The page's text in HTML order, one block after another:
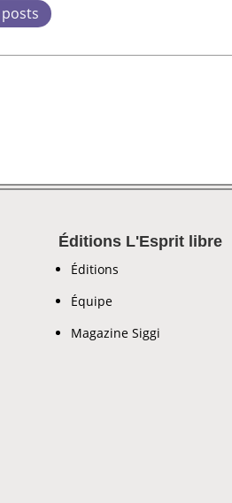
Éditions L'Esprit libre
Éditions
Équipe
Magazine Siggi